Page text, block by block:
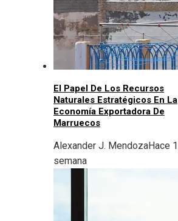
El Papel De Los Recursos
Naturales Estratégicos En La
Economía Exportadora De
Marruecos
Alexander J. MendozaHace 1
semana